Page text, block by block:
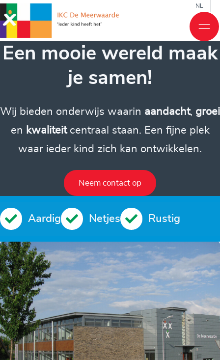
NL
Een mooie wereld maak
je samen!
Wij bieden onderwijs waarin aandacht, groei
en kwaliteitcentraal staan. Een fijne plek
waar ieder kind zich kan ontwikkelen.
Neem contact op
Aardig Netjes Rustig